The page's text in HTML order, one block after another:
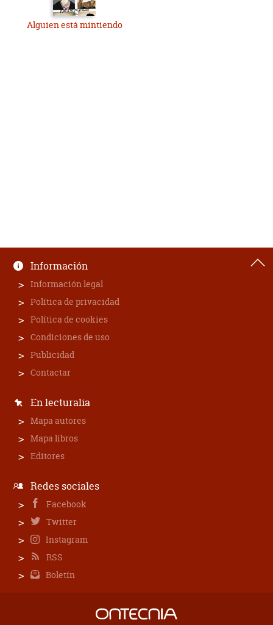
Alguien está mintiendo
Información
Información legal
Política de privacidad
Política de cookies
Condiciones de uso
Publicidad
Contactar
En lecturalia
Mapa autores
Mapa libros
Editores
Redes sociales
Facebook
Twitter
Instagram
RSS
Boletín